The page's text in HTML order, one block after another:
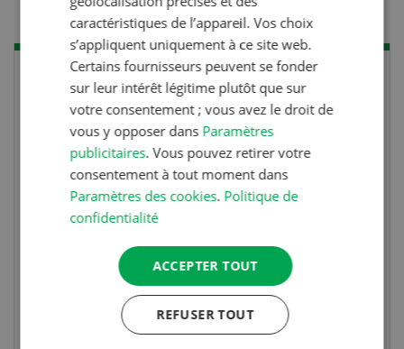
Photo mystère 07-08/26
caractéristiques de l’appareil. Vos choix
s’appliquent uniquement à ce site web.
Certains fournisseurs peuvent se fonder
sur leur intérêt légitime plutôt que sur
votre consentement ; vous avez le droit de
vous y opposer dans Paramètres
publicitaires. Vous pouvez retirer votre
consentement à tout moment dans
Paramètres des cookies. Politique de
confidentialité
ACCEPTER TOUT
REFUSER TOUT